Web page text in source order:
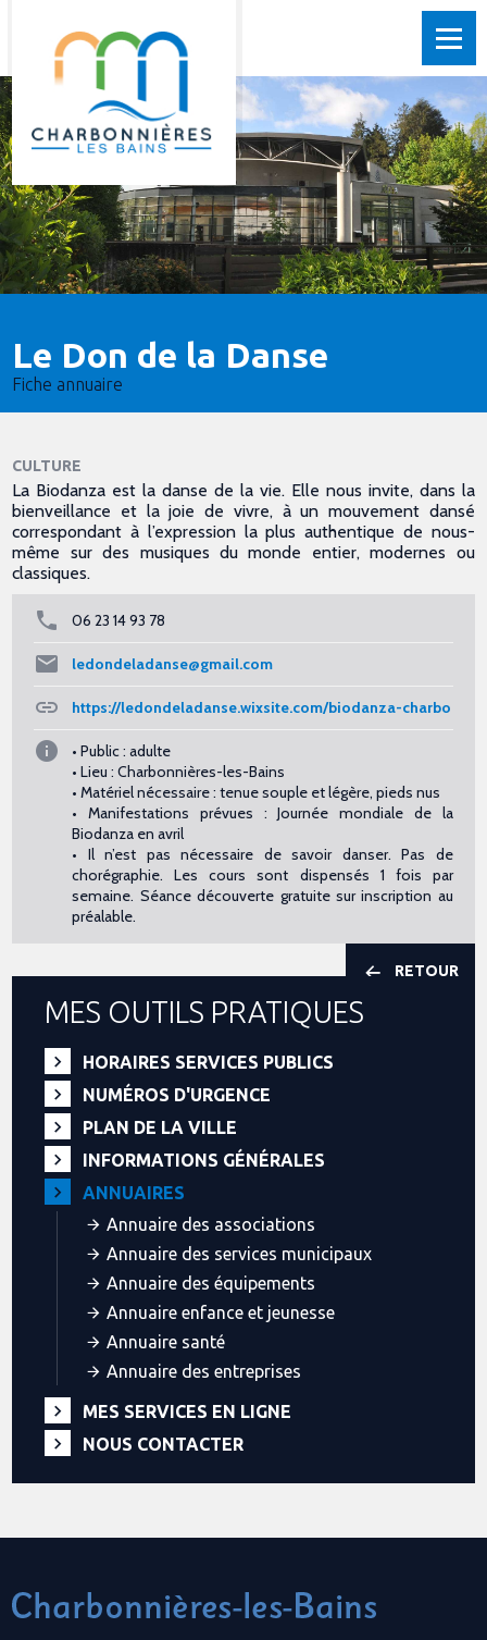
Le Don de la Danse
Fiche annuaire
CULTURE
La Biodanza est la danse de la vie. Elle nous invite, dans la
bienveillance et la joie de vivre, à un mouvement dansé
correspondant à l’expression la plus authentique de nous-
même sur des musiques du monde entier, modernes ou
classiques.
06 23 14 93 78
ledondeladanse@gmail.com
https://ledondeladanse.wixsite.com/biodanza-charbo
• Public : adulte
• Lieu : Charbonnières-les-Bains
• Matériel nécessaire : tenue souple et légère, pieds nus
• Manifestations prévues : Journée mondiale de la
Biodanza en avril
• Il n’est pas nécessaire de savoir danser. Pas de
chorégraphie. Les cours sont dispensés 1 fois par
semaine. Séance découverte gratuite sur inscription au
préalable.
RETOUR
MES OUTILS PRATIQUES
HORAIRES SERVICES PUBLICS
NUMÉROS D'URGENCE
PLAN DE LA VILLE
INFORMATIONS GÉNÉRALES
ANNUAIRES
Annuaire des associations
Annuaire des services municipaux
Annuaire des équipements
Annuaire enfance et jeunesse
Annuaire santé
Annuaire des entreprises
MES SERVICES EN LIGNE
NOUS CONTACTER